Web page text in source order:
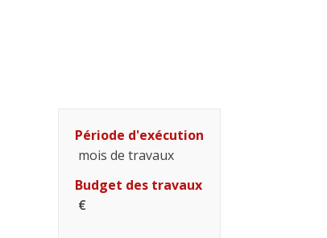
Période d'exécution
mois de travaux
Budget des travaux
€